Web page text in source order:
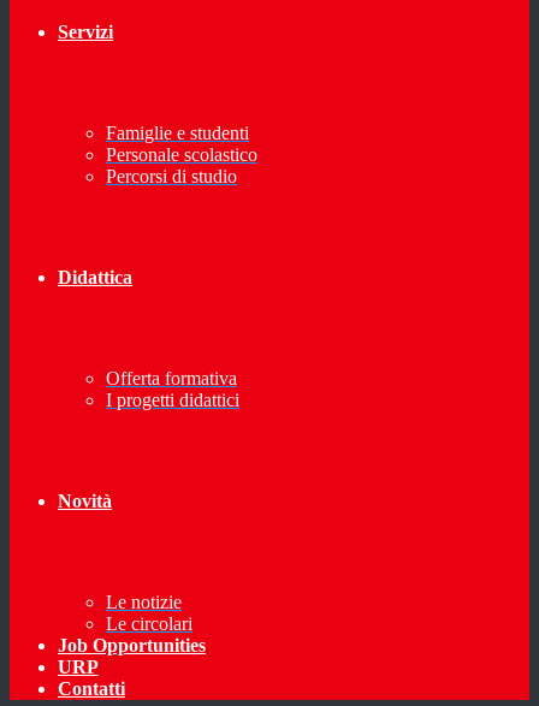
Servizi
Famiglie e studenti
Personale scolastico
Percorsi di studio
Didattica
Offerta formativa
I progetti didattici
Novità
Le notizie
Le circolari
Job Opportunities
URP
Contatti